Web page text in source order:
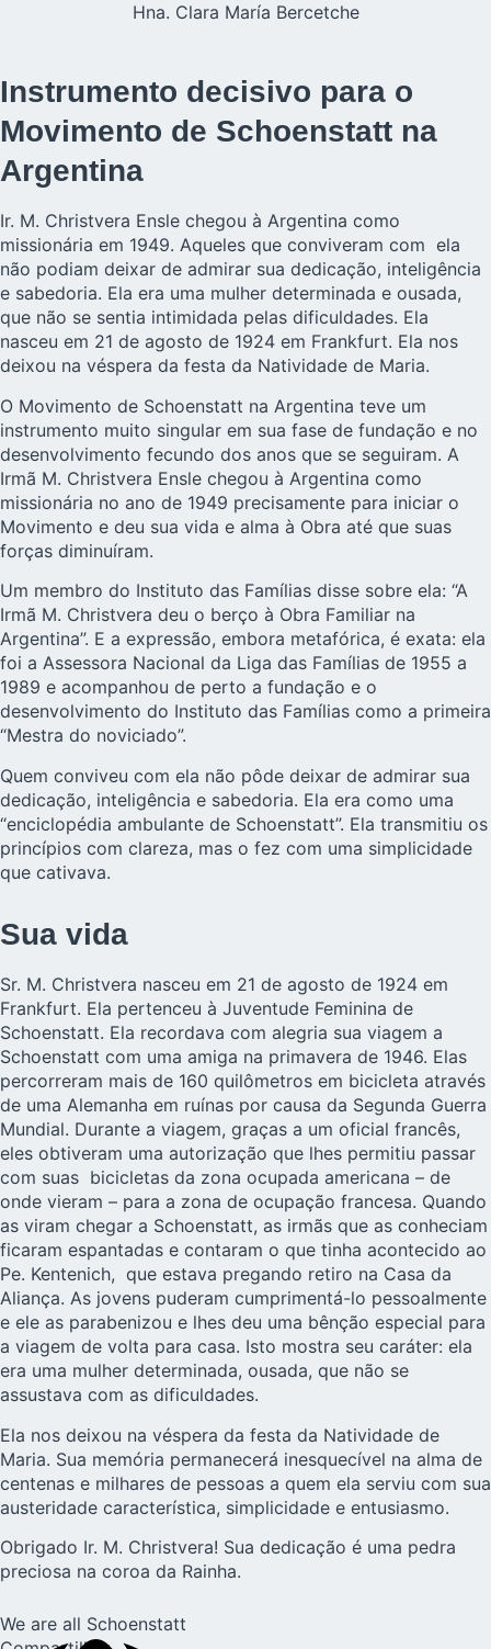
Hna. Clara María Bercetche
Instrumento decisivo para o
Movimento de Schoenstatt na
Argentina
Ir. M. Christvera Ensle chegou à Argentina como
missionária em 1949. Aqueles que conviveram com ela
não podiam deixar de admirar sua dedicação, inteligência
e sabedoria. Ela era uma mulher determinada e ousada,
que não se sentia intimidada pelas dificuldades. Ela
nasceu em 21 de agosto de 1924 em Frankfurt. Ela nos
deixou na véspera da festa da Natividade de Maria.
O Movimento de Schoenstatt na Argentina teve um
instrumento muito singular em sua fase de fundação e no
desenvolvimento fecundo dos anos que se seguiram. A
Irmã M. Christvera Ensle chegou à Argentina como
missionária no ano de 1949 precisamente para iniciar o
Movimento e deu sua vida e alma à Obra até que suas
forças diminuíram.
Um membro do Instituto das Famílias disse sobre ela: “A
Irmã M. Christvera deu o berço à Obra Familiar na
Argentina”. E a expressão, embora metafórica, é exata: ela
foi a Assessora Nacional da Liga das Famílias de 1955 a
1989 e acompanhou de perto a fundação e o
desenvolvimento do Instituto das Famílias como a primeira
“Mestra do noviciado”.
Quem conviveu com ela não pôde deixar de admirar sua
dedicação, inteligência e sabedoria. Ela era como uma
“enciclopédia ambulante de Schoenstatt”. Ela transmitiu os
princípios com clareza, mas o fez com uma simplicidade
que cativava.
Sua vida
Sr. M. Christvera nasceu em 21 de agosto de 1924 em
Frankfurt. Ela pertenceu à Juventude Feminina de
Schoenstatt. Ela recordava com alegria sua viagem a
Schoenstatt com uma amiga na primavera de 1946. Elas
percorreram mais de 160 quilômetros em bicicleta através
de uma Alemanha em ruínas por causa da Segunda Guerra
Mundial. Durante a viagem, graças a um oficial francês,
eles obtiveram uma autorização que lhes permitiu passar
com suas bicicletas da zona ocupada americana – de
onde vieram – para a zona de ocupação francesa. Quando
as viram chegar a Schoenstatt, as irmãs que as conheciam
ficaram espantadas e contaram o que tinha acontecido ao
Pe. Kentenich, que estava pregando retiro na Casa da
Aliança. As jovens puderam cumprimentá-lo pessoalmente
e ele as parabenizou e lhes deu uma bênção especial para
a viagem de volta para casa. Isto mostra seu caráter: ela
era uma mulher determinada, ousada, que não se
assustava com as dificuldades.
Ela nos deixou na véspera da festa da Natividade de
Maria. Sua memória permanecerá inesquecível na alma de
centenas e milhares de pessoas a quem ela serviu com sua
austeridade característica, simplicidade e entusiasmo.
Obrigado Ir. M. Christvera! Sua dedicação é uma pedra
preciosa na coroa da Rainha.
We are all Schoenstatt